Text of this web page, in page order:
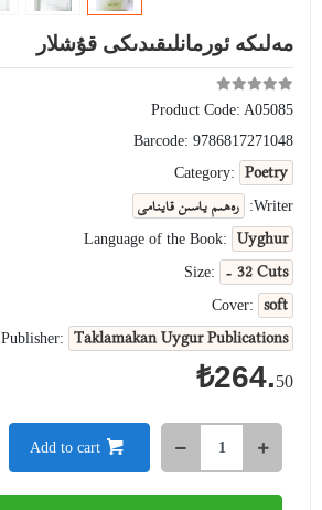
مەلىكە ئورمانلىقىدىكى قۇشلار
Product Code: A05085
Barcode: 9786817271048
Category:
Poetry
Writer: رەھىم ياسىن قاينامى
Language of the Book: Uyghur
Size: - 32 Cuts
Cover: soft
Publisher: Taklamakan Uygur Publications
₺264.50
Add to cart